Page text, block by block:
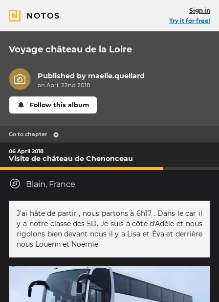
NOTOS
Sign in
Try it for free!
Voyage château de la Loire
Published by maelie.quellard
on April 22nd 2018
Follow this album
Go to chapter
06 April 2018
Visite de château de Chenonceau
Blain, France
J'ai hâte de partir , nous partons à 6h17 . Dans le car il
y a notre classe des 5D. Je suis à côté d'Adèle et nous
rigolons bien devant nous il y a Lisa et Éva et derrière
nous Louenn et Noémie.